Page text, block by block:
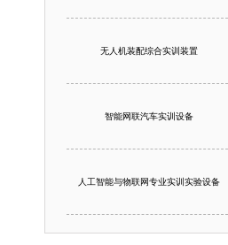
无人机装配综合实训装置
智能网联汽车实训设备
人工智能与物联网专业实训实验设备